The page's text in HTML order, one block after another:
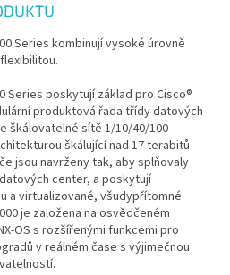
Series kombinují vysoké úrovně
Series poskytují základ pro Cisco®
produktová řada třídy datových
škálovatelné sítě 1/10/40/100
škálující nad 17 terabitů
jsou navrženy tak, aby splňovaly
center, a poskytují
a virtualizované, všudypřítomné
je založena na osvědčeném
OS s rozšířenými funkcemi pro
v reálném čase s výjimečnou